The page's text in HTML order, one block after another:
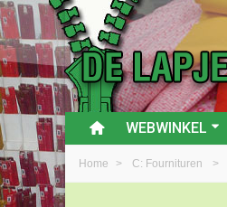
WEBWINKEL
Home > C: Fournituren >